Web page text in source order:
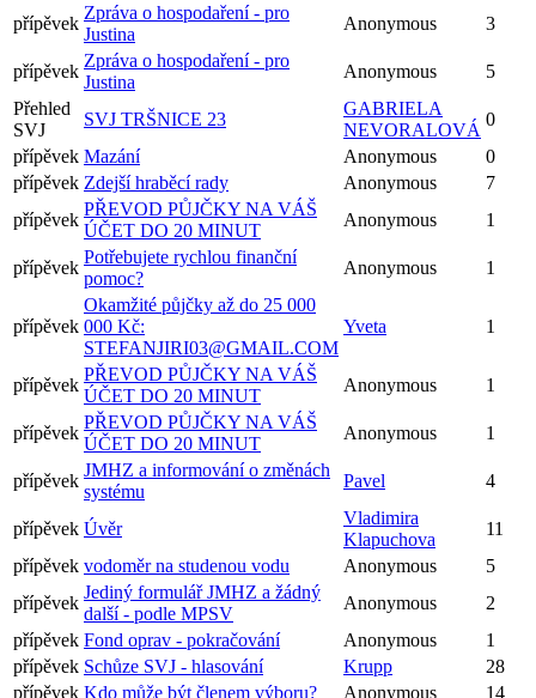
přípěvek
Zpráva o hospodaření - pro
Justina
Anonymous 3
přípěvek
Zpráva o hospodaření - pro
Justina
Anonymous
5
Přehled
SVJ
SVJ TRŠNICE 23
GABRIELA
NEVORALOVÁ
0
přípěvek Mazání Anonymous
0
přípěvek Zdejší hraběcí rady Anonymous
7
přípěvek
PŘEVOD PŮJČKY NA VÁŠ
ÚČET DO 20 MINUT
Anonymous 1
přípěvek
Potřebujete rychlou finanční
pomoc?
Anonymous 1
přípěvek
Okamžité půjčky až do 25 000
000 Kč:
STEFANJIRI03@GMAIL.COM
Yveta 1
přípěvek
PŘEVOD PŮJČKY NA VÁŠ
ÚČET DO 20 MINUT
Anonymous 1
přípěvek
PŘEVOD PŮJČKY NA VÁŠ
ÚČET DO 20 MINUT
Anonymous 1
přípěvek
JMHZ a informování o změnách
systému
Pavel 4
přípěvek Úvěr
Vladimira
Klapuchova
11
přípěvek vodoměr na studenou vodu Anonymous
5
přípěvek
Jediný formulář JMHZ a žádný
další - podle MPSV
Anonymous
2
přípěvek Fond oprav - pokračování Anonymous
1
přípěvek Schůze SVJ - hlasování Krupp
28
přípěvek Kdo může být členem výboru? Anonymous 14